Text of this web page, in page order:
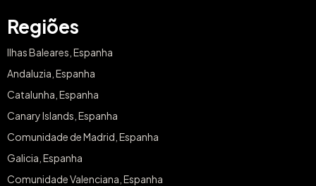
Regiões
Ilhas Baleares, Espanha
Andaluzia, Espanha
Catalunha, Espanha
Canary Islands, Espanha
Comunidade de Madrid, Espanha
Galicia, Espanha
Comunidade Valenciana, Espanha